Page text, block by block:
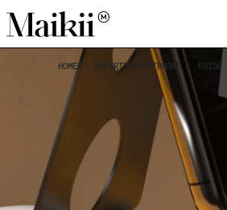
HOME SOPORTE SMARTPHONE RAISE